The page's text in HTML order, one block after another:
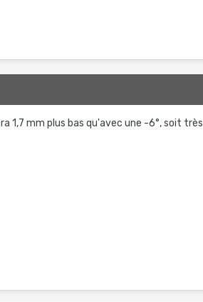
1,7 mm plus bas qu'avec une -6°, soit très